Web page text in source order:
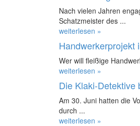
Nach vielen Jahren
Schatzmeister des ...
weiterlesen »
Handwerkerprojekt
Wer will fleißige
weiterlesen »
Die Klaki-Detektive
Am 30. Juni hatten die
durch ...
weiterlesen »